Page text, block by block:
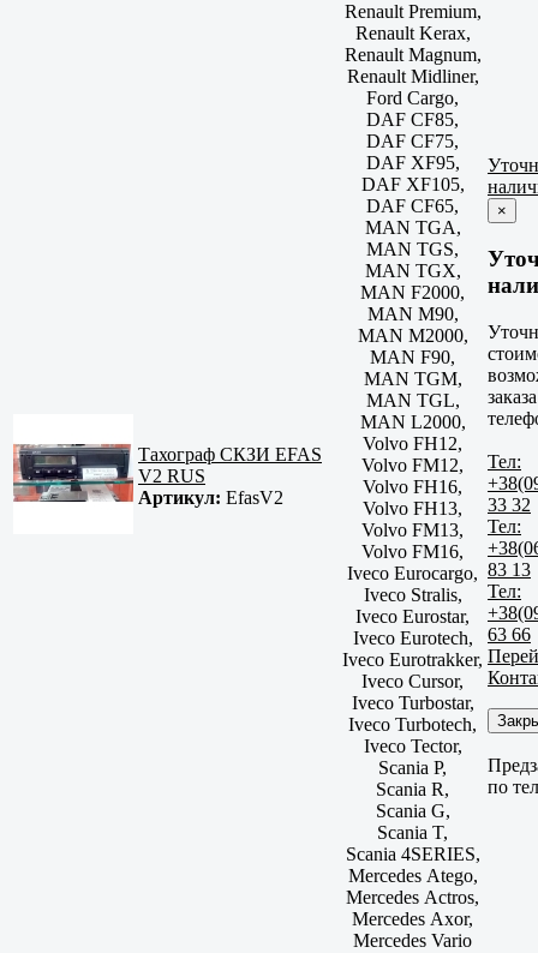
Тахограф СКЗИ EFAS
V2 RUS
Артикул: EfasV2
Renault Premium,
Renault Kerax,
Renault Magnum,
Renault Midliner,
Ford Cargo,
DAF CF85,
DAF CF75,
DAF XF95,
DAF XF105,
DAF CF65,
MAN TGA,
MAN TGS,
MAN TGX,
MAN F2000,
MAN M90,
MAN M2000,
MAN F90,
MAN TGM,
MAN TGL,
MAN L2000,
Volvo FH12,
Volvo FM12,
Volvo FH16,
Volvo FH13,
Volvo FM13,
Volvo FM16,
Iveco Eurocargo,
Iveco Stralis,
Iveco Eurostar,
Iveco Eurotech,
Iveco Eurotrakker,
Iveco Cursor,
Iveco Turbostar,
Iveco Turbotech,
Iveco Tector,
Scania P,
Scania R,
Scania G,
Scania T,
Scania 4SERIES,
Mercedes Atego,
Mercedes Actros,
Mercedes Axor,
Mercedes Vario
×
Тел:
33 32
Тел:
83 13
Тел:
63 66
по